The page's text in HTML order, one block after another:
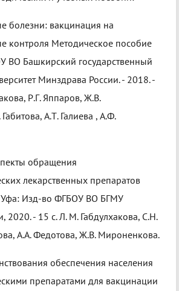
вакцинация на
контроля Методическое пособие
ВО Башкирский государственный
Минздрава России. - 2018. -
Р.Г. Яппаров, Ж.В.
А.Т. Галиева , А.Ф.
обращения
лекарственных препаратов
Уфа: Изд-во ФГБОУ ВО БГМУ
2020. - 15 с. Л. М. Габдулхакова, С.Н.
А.А. Федотова, Ж.В. Мироненкова.
обеспечения населения
препаратами для вакцинации